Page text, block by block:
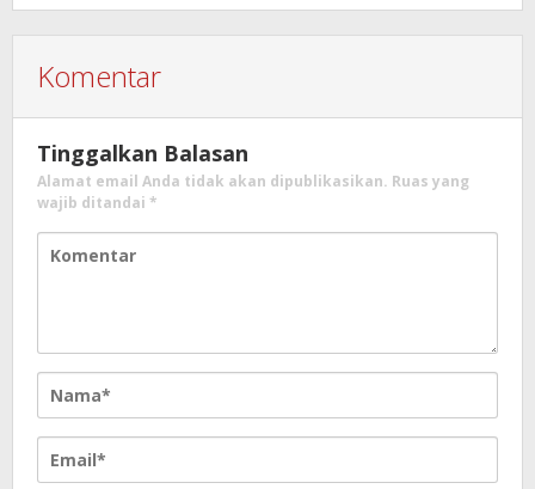
Komentar
Tinggalkan Balasan
Alamat email Anda tidak akan dipublikasikan. Ruas yang
wajib ditandai *